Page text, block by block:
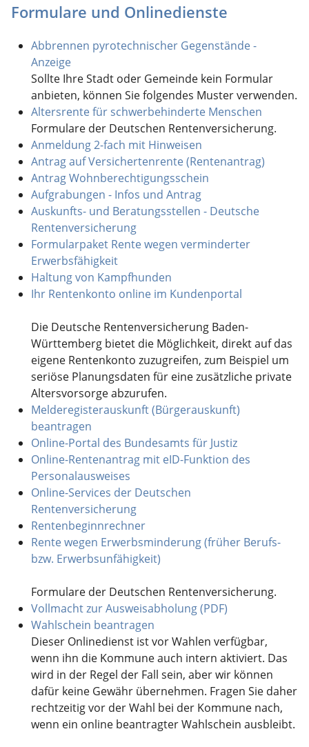
Formulare und Onlinedienste
Abbrennen pyrotechnischer Gegenstände -
Anzeige
Sollte Ihre Stadt oder Gemeinde kein Formular
anbieten, können Sie folgendes Muster verwenden.
Altersrente für schwerbehinderte Menschen
Formulare der Deutschen Rentenversicherung.
Anmeldung 2-fach mit Hinweisen
Antrag auf Versichertenrente (Rentenantrag)
Antrag Wohnberechtigungsschein
Aufgrabungen - Infos und Antrag
Auskunfts- und Beratungsstellen - Deutsche
Rentenversicherung
Formularpaket Rente wegen verminderter
Erwerbsfähigkeit
Haltung von Kampfhunden
Ihr Rentenkonto online im Kundenportal
Die Deutsche Rentenversicherung Baden-
Württemberg bietet die Möglichkeit, direkt auf das
eigene Rentenkonto zuzugreifen, zum Beispiel um
seriöse Planungsdaten für eine zusätzliche private
Altersvorsorge abzurufen.
Melderegisterauskunft (Bürgerauskunft)
beantragen
Online-Portal des Bundesamts für Justiz
Online-Rentenantrag mit eID-Funktion des
Personalausweises
Online-Services der Deutschen
Rentenversicherung
Rentenbeginnrechner
Rente wegen Erwerbsminderung (früher Berufs-
bzw. Erwerbsunfähigkeit)
Formulare der Deutschen Rentenversicherung.
Vollmacht zur Ausweisabholung (PDF)
Wahlschein beantragen
Dieser Onlinedienst ist vor Wahlen verfügbar,
wenn ihn die Kommune auch intern aktiviert. Das
wird in der Regel der Fall sein, aber wir können
dafür keine Gewähr übernehmen. Fragen Sie daher
rechtzeitig vor der Wahl bei der Kommune nach,
wenn ein online beantragter Wahlschein ausbleibt.